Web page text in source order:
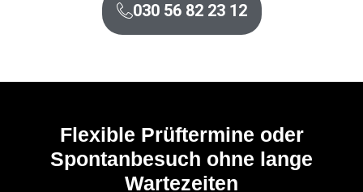
030 56 82 23 12
Flexible Prüftermine oder
Spontanbesuch ohne lange
Wartezeiten